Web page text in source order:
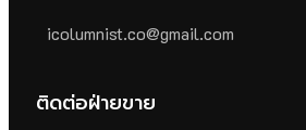
icolumnist.co@gmail.com
ติดต่อฝ่ายขาย